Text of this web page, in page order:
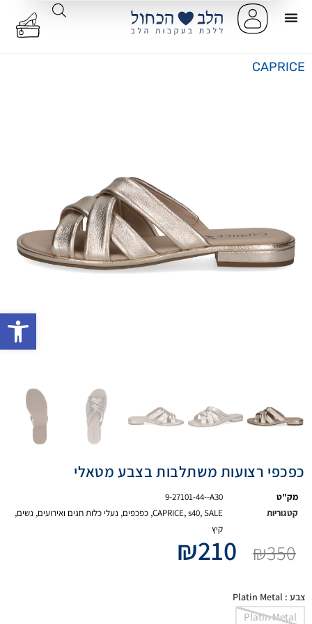
CAPRICE
כפכפי רצועות משתלבות בצבע מטאלי
מק"ט
9-27101-44--A30
קטגוריות
CAPRICE,s40,SALE
, כפכפים, נעלי כלות חגים ואירועים, נשים,
קיץ
₪350
₪210
צבע : Platin Metal
Platin Metal